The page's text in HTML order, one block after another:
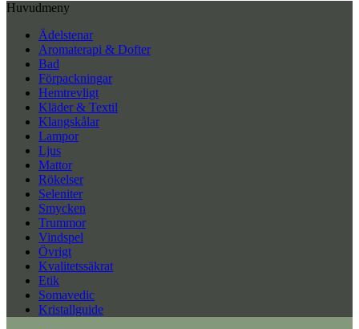
Huvudmeny
Ädelstenar
Aromaterapi & Dofter
Bad
Förpackningar
Hemtrevligt
Kläder & Textil
Klangskålar
Lampor
Ljus
Mattor
Rökelser
Seleniter
Smycken
Trummor
Vindspel
Övrigt
Kvalitetssäkrat
Etik
Somavedic
Kristallguide